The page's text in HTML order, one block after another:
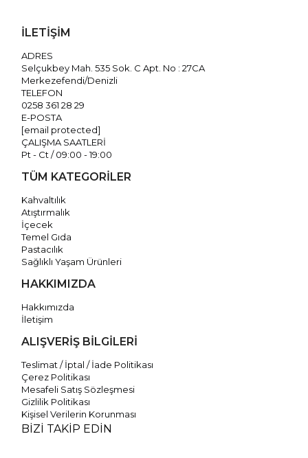
İLETİŞİM
ADRES
Selçukbey Mah. 535 Sok. C Apt. No : 27CA
Merkezefendi/Denizli
TELEFON
0258 361 28 29
E-POSTA
[email protected]
ÇALIŞMA SAATLERİ
Pt - Ct / 09:00 - 19:00
TÜM KATEGORİLER
Kahvaltılık
Atıştırmalık
İçecek
Temel Gıda
Pastacılık
Sağlıklı Yaşam Ürünleri
HAKKIMIZDA
Hakkımızda
İletişim
ALIŞVERİŞ BİLGİLERİ
Teslimat / İptal / İade Politikası
Çerez Politikası
Mesafeli Satış Sözleşmesi
Gizlilik Politikası
Kişisel Verilerin Korunması
BİZİ TAKİP EDİN